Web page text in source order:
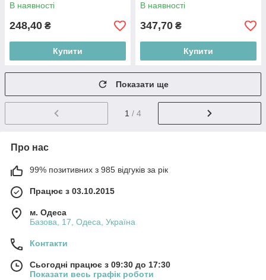
В наявності
248,40 ₴
Купити
В наявності
347,70 ₴
Купити
Показати ще
1 / 4
Про нас
99% позитивних з 985 відгуків за рік
Працює з 03.10.2015
м. Одеса
Базова, 17, Одеса, Україна
Контакти
Сьогодні працює з 09:30 до 17:30
Показати весь графік роботи